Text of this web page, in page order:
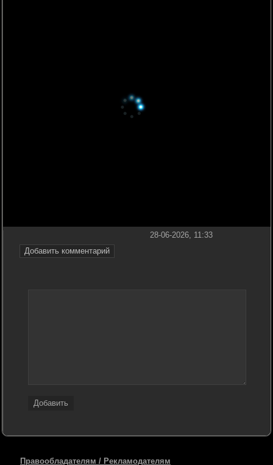
Добавить комментарий
28-06-2026, 11:33
Добавить
Правообладателям / Рекламодателям